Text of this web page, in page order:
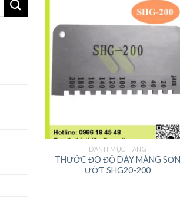
DANH MỤC HÃNG
THƯỚC ĐO ĐỘ DÀY MÀNG SƠN
ƯỚT SHG20-200